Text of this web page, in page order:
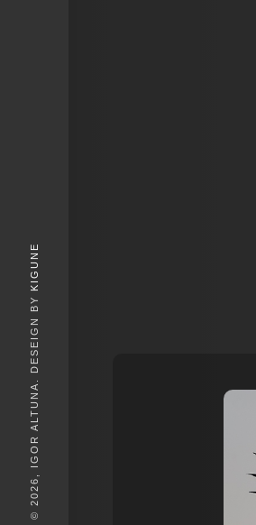
© 2026, IGOR ALTUNA. DESEIGN BY
KIGUNE